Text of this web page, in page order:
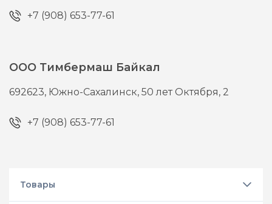
+7 (908) 653-77-61
ООО Тимбермаш Байкал
692623, Южно-Сахалинск,50 лет Октября, 2
+7 (908) 653-77-61
Товары